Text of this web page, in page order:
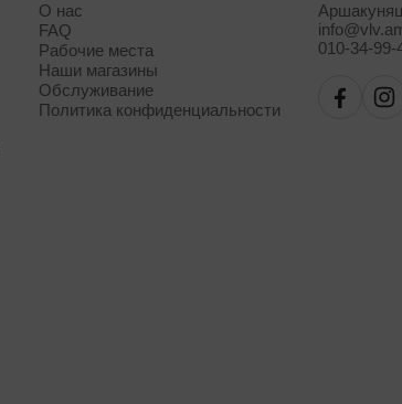
О нас
FAQ
Рабочие места
Наши магазины
Обслуживание
Политика конфиденциальности
010-34-99-